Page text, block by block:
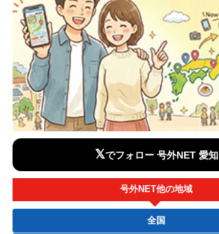
𝕏でフォロー 号外NET 愛知
号外NET他の地域
全国